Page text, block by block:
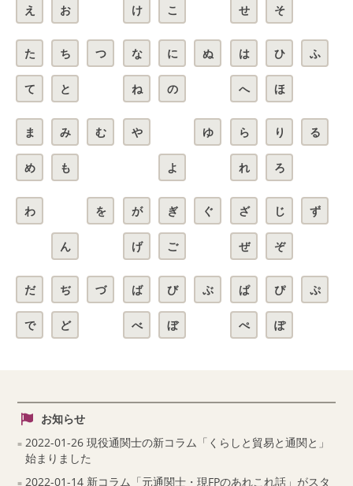
え お け こ せ そ
た ち つ
て と
な に ぬ
ね の
は ひ ふ
へ ほ
ま み む
め も
や ゆ
よ
ら り る
れ ろ
わ を
ん
が ぎ ぐ
げ ご
ざ じ ず
ぜ ぞ
だ ぢ づ
で ど
ば び ぶ
べ ぼ
ぱ ぴ ぷ
ぺ ぽ
お知らせ
2022-01-26 現役通関士の新コラム「くらしと貿易と通関と」
始まりました
2022-01-14 新コラム「元通関士・現FPのあれこれ話」がスタ